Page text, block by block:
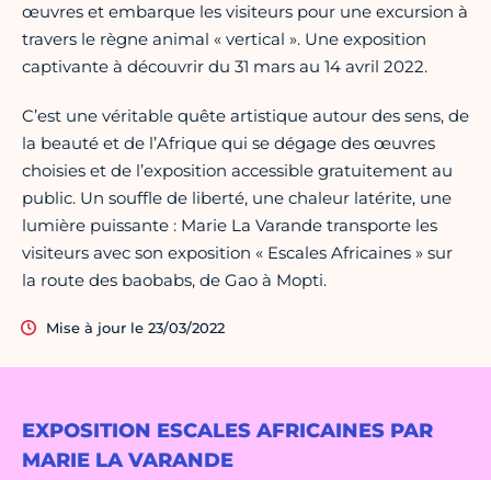
EXPOSITION ESCALES AFRICAINES PAR
MARIE LA VARANDE
œuvres et embarque les visiteurs pour une excursion à
travers le règne animal « vertical ». Une exposition
captivante à découvrir du 31 mars au 14 avril 2022.
C’est une véritable quête artistique autour des sens, de
la beauté et de l’Afrique qui se dégage des œuvres
choisies et de l’exposition accessible gratuitement au
public. Un souffle de liberté, une chaleur latérite, une
lumière puissante : Marie La Varande transporte les
visiteurs avec son exposition « Escales Africaines » sur
la route des baobabs, de Gao à Mopti.
Mise à jour le 23/03/2022